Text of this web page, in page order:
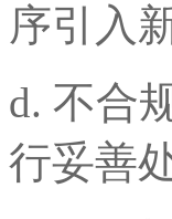
序引入
d. 不合
行妥善